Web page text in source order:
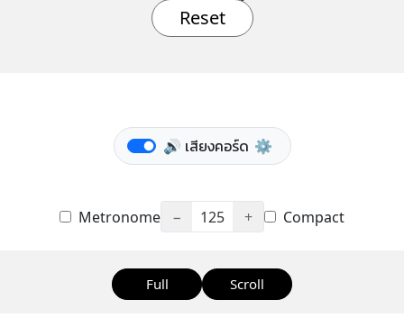
Reset
🔊 เสียงคอร์ด ⚙️
Metronome − 125 + Compact
Full Scroll